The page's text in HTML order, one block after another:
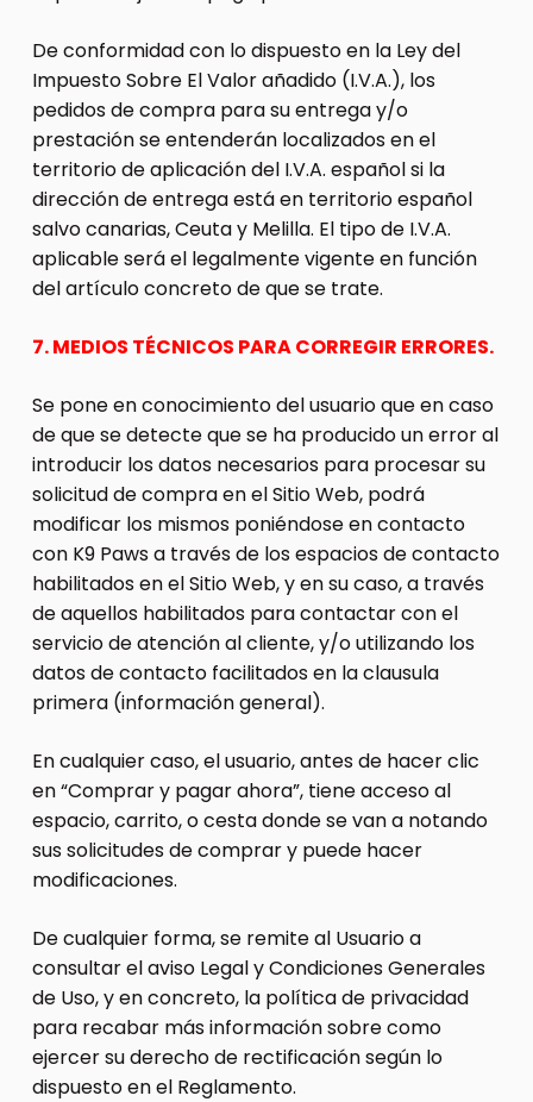
De conformidad con lo dispuesto en la Ley del
Impuesto Sobre El Valor añadido (I.V.A.), los
pedidos de compra para su entrega y/o
prestación se entenderán localizados en el
territorio de aplicación del I.V.A. español si la
dirección de entrega está en territorio español
salvo canarias, Ceuta y Melilla. El tipo de I.V.A.
aplicable será el legalmente vigente en función
del artículo concreto de que se trate.
7. MEDIOS TÉCNICOS PARA CORREGIR ERRORES.
Se pone en conocimiento del usuario que en caso
de que se detecte que se ha producido un error al
introducir los datos necesarios para procesar su
solicitud de compra en el Sitio Web, podrá
modificar los mismos poniéndose en contacto
con K9 Paws a través de los espacios de contacto
habilitados en el Sitio Web, y en su caso, a través
de aquellos habilitados para contactar con el
servicio de atención al cliente, y/o utilizando los
datos de contacto facilitados en la clausula
primera (información general).
En cualquier caso, el usuario, antes de hacer clic
en “Comprar y pagar ahora”, tiene acceso al
espacio, carrito, o cesta donde se van a notando
sus solicitudes de comprar y puede hacer
modificaciones.
De cualquier forma, se remite al Usuario a
consultar el aviso Legal y Condiciones Generales
de Uso, y en concreto, la política de privacidad
para recabar más información sobre como
ejercer su derecho de rectificación según lo
dispuesto en el Reglamento.